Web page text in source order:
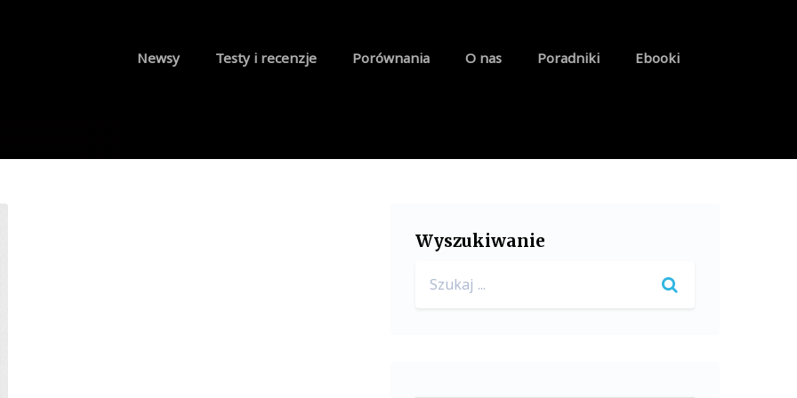
Newsy Testy i recenzje Porównania O nas Poradniki Ebooki
Wyszukiwanie
for: